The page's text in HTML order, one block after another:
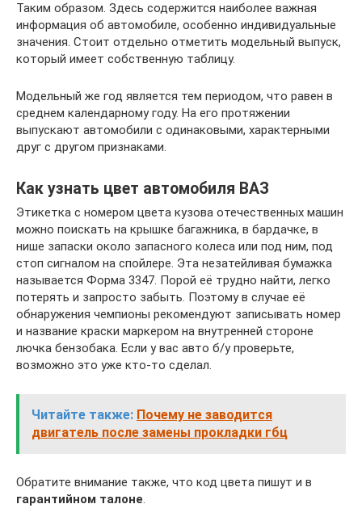
Таким образом. Здесь содержится наиболее важная
информация об автомобиле, особенно индивидуальные
значения. Стоит отдельно отметить модельный выпуск,
который имеет собственную таблицу.
Модельный же год является тем периодом, что равен в
среднем календарному году. На его протяжении
выпускают автомобили с одинаковыми, характерными
друг с другом признаками.
Как узнать цвет автомобиля ВАЗ
Этикетка с номером цвета кузова отечественных машин
можно поискать на крышке багажника, в бардачке, в
нише запаски около запасного колеса или под ним, под
стоп сигналом на спойлере. Эта незатейливая бумажка
называется Форма 3347. Порой её трудно найти, легко
потерять и запросто забыть. Поэтому в случае её
обнаружения чемпионы рекомендуют записывать номер
и название краски маркером на внутренней стороне
лючка бензобака. Если у вас авто б/у проверьте,
возможно это уже кто-то сделал.
Читайте также: Почему не заводится
двигатель после замены прокладки гбц
Обратите внимание также, что код цвета пишут и в
гарантийном талоне.